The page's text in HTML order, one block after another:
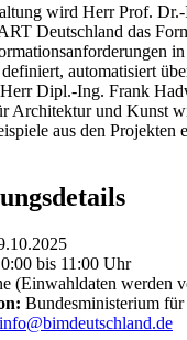
wird Herr Prof.
Deutschland das
automatisiert
Dipl.-Ing. Frank
Architektur und Kunst
aus den Projekten
bis 11:00 Uhr
(Einwahldaten werden
Bundesministerium
info@bimdeutschland.de